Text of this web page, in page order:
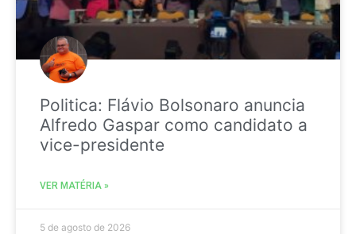
Politica: Flávio Bolsonaro anuncia
Alfredo Gaspar como candidato a
vice-presidente
VER MATÉRIA »
5 de agosto de 2026